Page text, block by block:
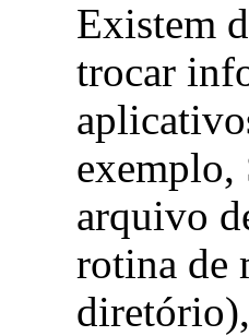
Existem
trocar
exemplo,
arquivo
rotina de